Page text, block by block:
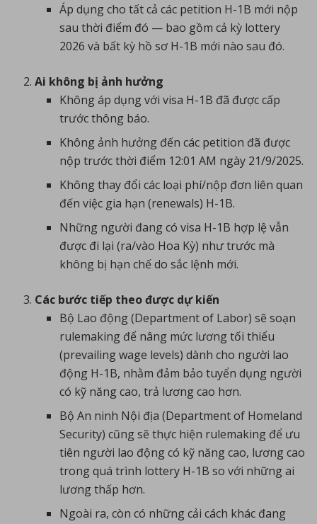
Áp dụng cho tất cả các petition H-1B mới nộp
sau thời điểm đó — bao gồm cả kỳ lottery
2026 và bất kỳ hồ sơ H-1B mới nào sau đó.
Ai không bị ảnh hưởng
Không áp dụng với visa H-1B đã được cấp
trước thông báo.
Không ảnh hưởng đến các petition đã được
nộp trước thời điểm 12:01 AM ngày 21/9/2025.
Không thay đổi các loại phí/nộp đơn liên quan
đến việc gia hạn (renewals) H-1B.
Những người đang có visa H-1B hợp lệ vẫn
được đi lại (ra/vào Hoa Kỳ) như trước mà
không bị hạn chế do sắc lệnh mới.
Các bước tiếp theo được dự kiến
Bộ Lao động (Department of Labor) sẽ soạn
rulemaking để nâng mức lương tối thiểu
(prevailing wage levels) dành cho người lao
động H-1B, nhằm đảm bảo tuyển dụng người
có kỹ năng cao, trả lương cao hơn.
Bộ An ninh Nội địa (Department of Homeland
Security) cũng sẽ thực hiện rulemaking để ưu
tiên người lao động có kỹ năng cao, lương cao
trong quá trình lottery H-1B so với những ai
lương thấp hơn.
Ngoài ra, còn có những cải cách khác đang